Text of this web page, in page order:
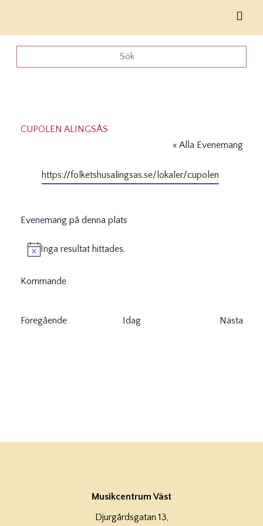
CUPOLEN ALINGSÅS
« Alla Evenemang
Website
https://folketshusalingsas.se/lokaler/cupolen
Evenemang på denna plats
Notis
Inga resultat hittades.
Kommande
FöregåendeEvenemang Idag
Nästa
Musikcentrum Väst
Djurgårdsgatan 13,